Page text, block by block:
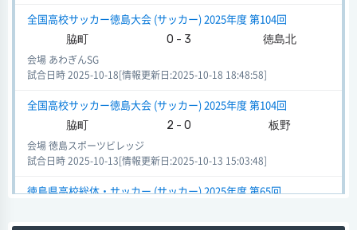
全国高校サッカー徳島大会 (サッカー) 2025年度 第104回
脇町 0 - 3 徳島北
会場 あわぎんSG
試合日時 2025-10-18[情報更新日:2025-10-18 18:48:58]
全国高校サッカー徳島大会 (サッカー) 2025年度 第104回
脇町 2 - 0 板野
会場 徳島スポーツビレッジ
試合日時 2025-10-13[情報更新日:2025-10-13 15:03:48]
徳島県高校総体・サッカー (サッカー) 2025年度 第65回